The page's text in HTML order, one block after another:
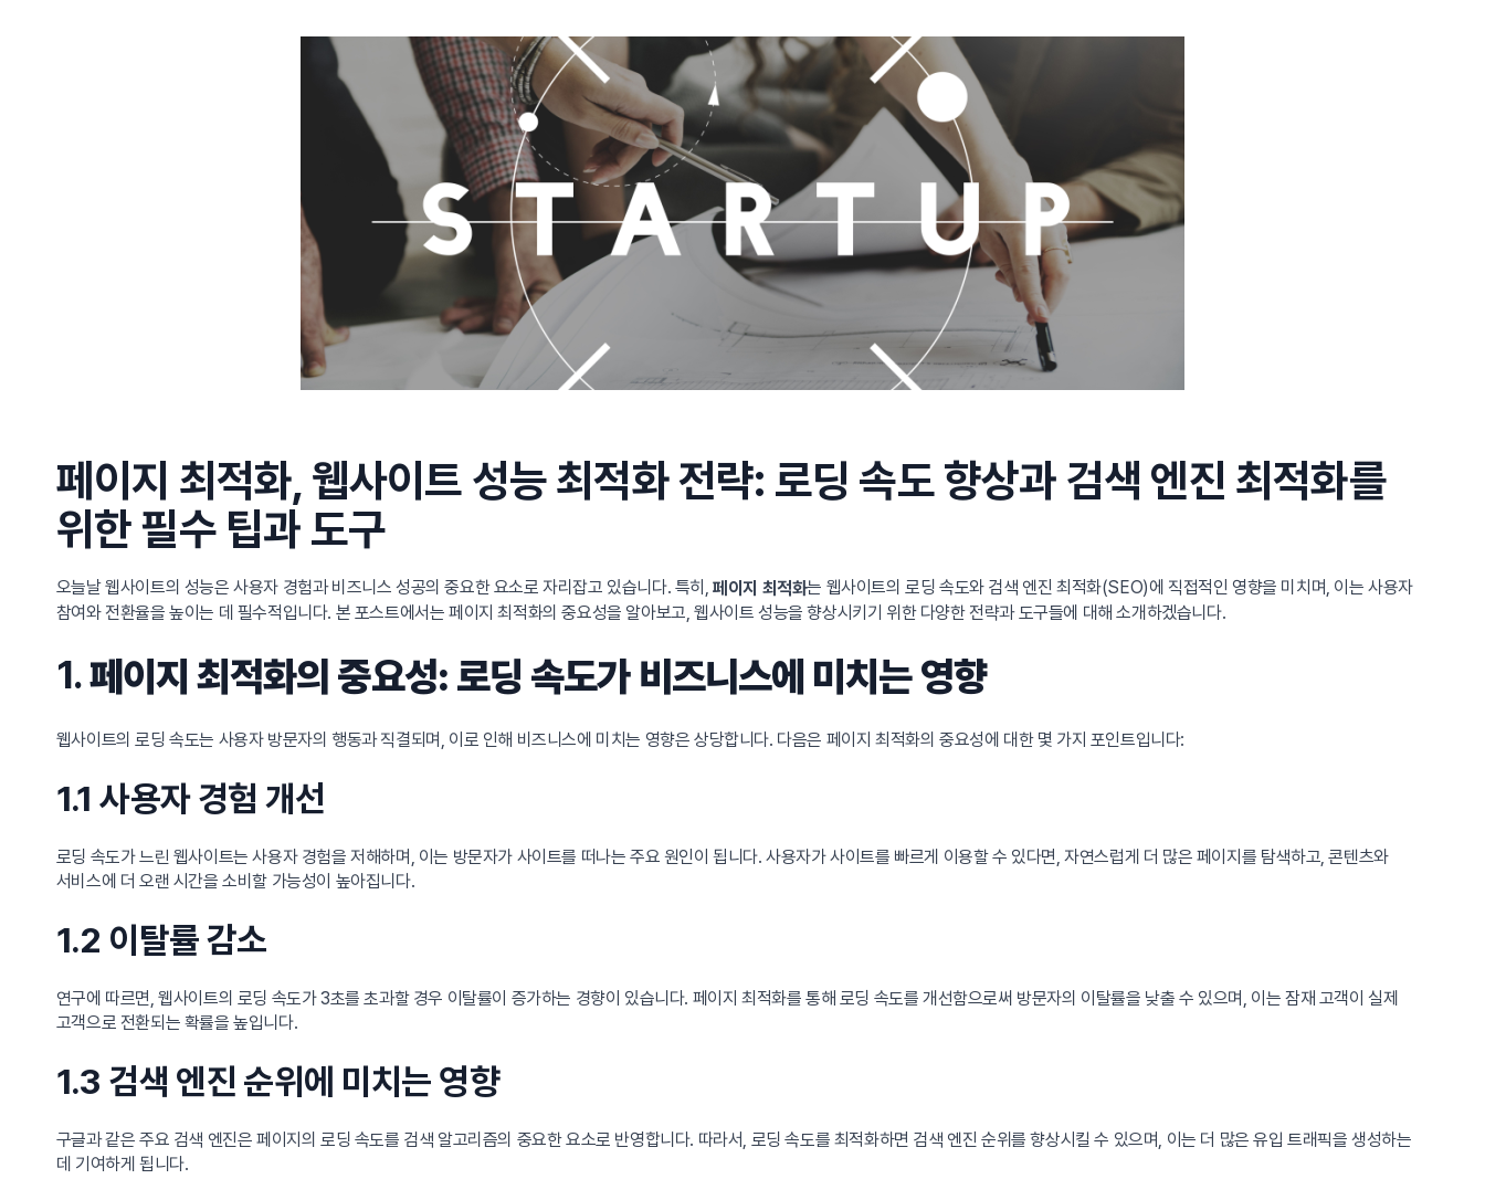
정부지원사업
페이지 최적화, 웹사이트 성능 최적화 전략: 로딩 속도 향상과 검색 엔진 최적화를
위한 필수 팁과 도구
오늘날 웹사이트의 성능은 사용자 경험과 비즈니스 성공의 중요한 요소로 자리잡고 있습니다. 특히,페이지 최적화는 웹사이트의 로딩 속도와 검색 엔진 최적화(SEO)에 직접적인 영향을 미치며, 이는 사용자
참여와 전환율을 높이는 데 필수적입니다. 본 포스트에서는 페이지 최적화의 중요성을 알아보고, 웹사이트 성능을 향상시키기 위한 다양한 전략과 도구들에 대해 소개하겠습니다.
1.페이지 최적화의 중요성: 로딩 속도가 비즈니스에 미치는 영향
웹사이트의 로딩 속도는 사용자 방문자의 행동과 직결되며, 이로 인해 비즈니스에 미치는 영향은 상당합니다. 다음은 페이지 최적화의 중요성에 대한 몇 가지 포인트입니다:
1.1 사용자 경험 개선
로딩 속도가 느린 웹사이트는 사용자 경험을 저해하며, 이는 방문자가 사이트를 떠나는 주요 원인이 됩니다. 사용자가 사이트를 빠르게 이용할 수 있다면, 자연스럽게 더 많은 페이지를 탐색하고, 콘텐츠와
서비스에 더 오랜 시간을 소비할 가능성이 높아집니다.
1.2 이탈률 감소
연구에 따르면, 웹사이트의 로딩 속도가 3초를 초과할 경우 이탈률이 증가하는 경향이 있습니다. 페이지 최적화를 통해 로딩 속도를 개선함으로써 방문자의 이탈률을 낮출 수 있으며, 이는 잠재 고객이 실제
고객으로 전환되는 확률을 높입니다.
1.3 검색 엔진 순위에 미치는 영향
구글과 같은 주요 검색 엔진은 페이지의 로딩 속도를 검색 알고리즘의 중요한 요소로 반영합니다. 따라서, 로딩 속도를 최적화하면 검색 엔진 순위를 향상시킬 수 있으며, 이는 더 많은 유입 트래픽을 생성하는
데 기여하게 됩니다.